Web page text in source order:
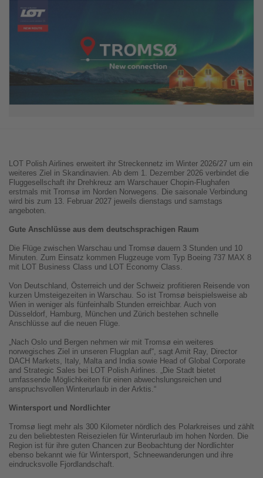
LOT Polish Airlines erweitert ihr Streckennetz im Winter 2026/27 um ein
weiteres Ziel in Skandinavien. Ab dem 1. Dezember 2026 verbindet die
Fluggesellschaft ihr Drehkreuz am Warschauer Chopin-Flughafen
erstmals mit Tromsø im Norden Norwegens. Die saisonale Verbindung
wird bis zum 13. Februar 2027 jeweils dienstags und samstags
angeboten.
Gute Anschlüsse aus dem deutschsprachigen Raum
Die Flüge zwischen Warschau und Tromsø dauern 3 Stunden und 10
Minuten. Zum Einsatz kommen Flugzeuge vom Typ Boeing 737 MAX 8
mit LOT Business Class und LOT Economy Class.
Von Deutschland, Österreich und der Schweiz profitieren Reisende von
kurzen Umsteigezeiten in Warschau. So ist Tromsø beispielsweise ab
Wien in weniger als fünfeinhalb Stunden erreichbar. Auch von
Düsseldorf, Hamburg, München und Zürich bestehen schnelle
Anschlüsse auf die neuen Flüge.
„Nach Oslo und Bergen nehmen wir mit Tromsø ein weiteres
norwegisches Ziel in unseren Flugplan auf“, sagt Amit Ray, Director
DACH Markets, Italy, Malta and India sowie Head of Global Corporate
and Strategic Sales bei LOT Polish Airlines. „Die Stadt bietet
umfassende Möglichkeiten für einen abwechslungsreichen und
anspruchsvollen Winterurlaub in der Arktis.“
Wintersport und Nordlichter
Tromsø liegt mehr als 300 Kilometer nördlich des Polarkreises und zählt
zu den beliebtesten Reisezielen für Winterurlaub im hohen Norden. Die
Region ist für ihre guten Chancen zur Beobachtung der Nordlichter
ebenso bekannt wie für Wintersport, Schneewanderungen und ihre
eindrucksvolle Fjordlandschaft.